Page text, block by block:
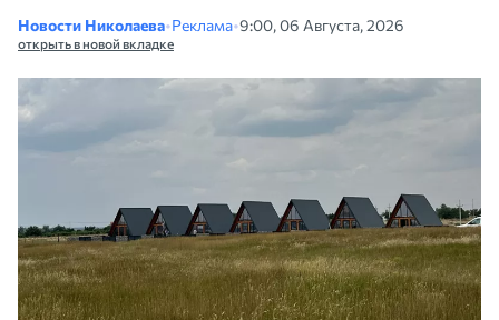
Новости Николаева•Реклама•9:00, 06 Августа, 2026
открыть в новой вкладке